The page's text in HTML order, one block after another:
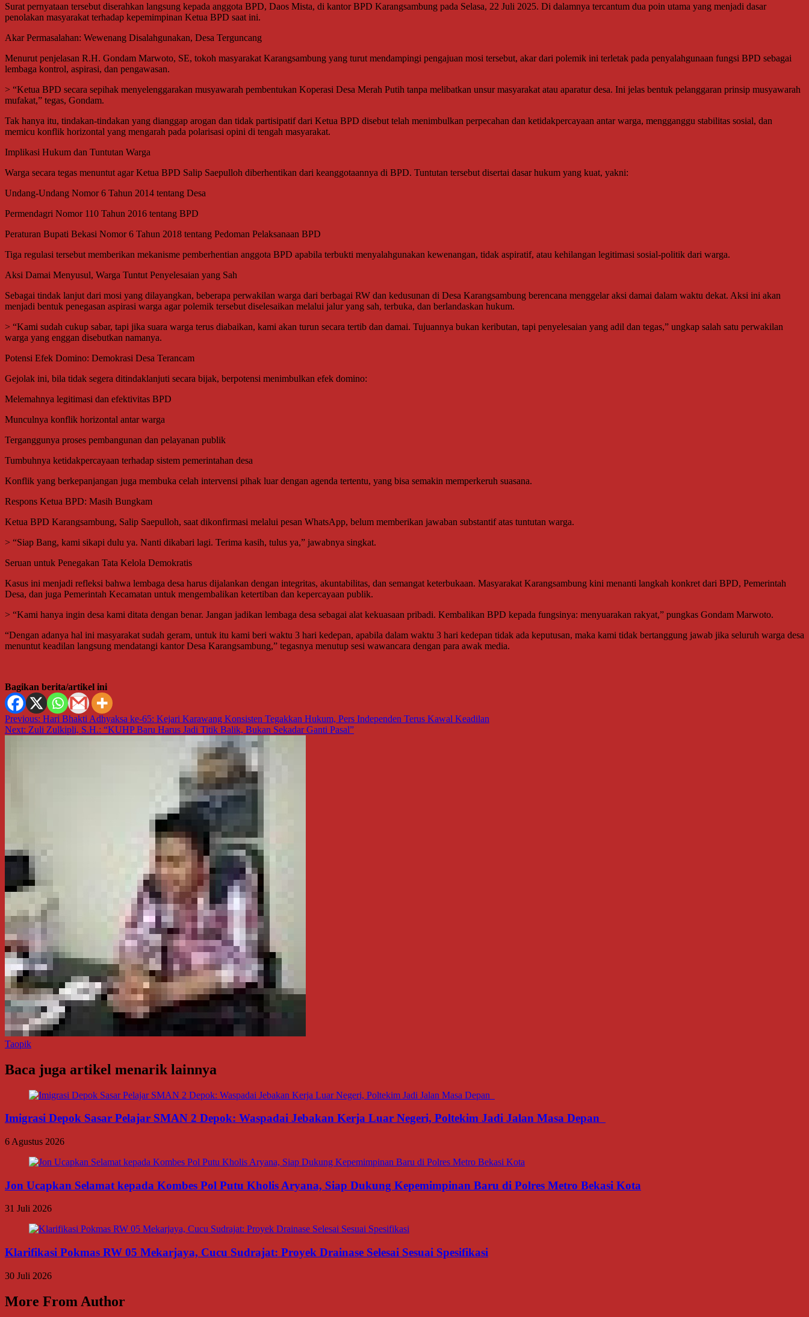
Surat pernyataan tersebut diserahkan langsung kepada anggota BPD, Daos Mista, di kantor BPD Karangsambung pada Selasa, 22 Juli 2025. Di dalamnya tercantum dua poin utama yang menjadi dasar
penolakan masyarakat terhadap kepemimpinan Ketua BPD saat ini.
Akar Permasalahan: Wewenang Disalahgunakan, Desa Terguncang
Menurut penjelasan R.H. Gondam Marwoto, SE, tokoh masyarakat Karangsambung yang turut mendampingi pengajuan mosi tersebut, akar dari polemik ini terletak pada penyalahgunaan fungsi BPD sebagai
lembaga kontrol, aspirasi, dan pengawasan.
> “Ketua BPD secara sepihak menyelenggarakan musyawarah pembentukan Koperasi Desa Merah Putih tanpa melibatkan unsur masyarakat atau aparatur desa. Ini jelas bentuk pelanggaran prinsip musyawarah
mufakat,” tegas, Gondam.
Tak hanya itu, tindakan-tindakan yang dianggap arogan dan tidak partisipatif dari Ketua BPD disebut telah menimbulkan perpecahan dan ketidakpercayaan antar warga, mengganggu stabilitas sosial, dan
memicu konflik horizontal yang mengarah pada polarisasi opini di tengah masyarakat.
Implikasi Hukum dan Tuntutan Warga
Warga secara tegas menuntut agar Ketua BPD Salip Saepulloh diberhentikan dari keanggotaannya di BPD. Tuntutan tersebut disertai dasar hukum yang kuat, yakni:
Undang-Undang Nomor 6 Tahun 2014 tentang Desa
Permendagri Nomor 110 Tahun 2016 tentang BPD
Peraturan Bupati Bekasi Nomor 6 Tahun 2018 tentang Pedoman Pelaksanaan BPD
Tiga regulasi tersebut memberikan mekanisme pemberhentian anggota BPD apabila terbukti menyalahgunakan kewenangan, tidak aspiratif, atau kehilangan legitimasi sosial-politik dari warga.
Aksi Damai Menyusul, Warga Tuntut Penyelesaian yang Sah
Sebagai tindak lanjut dari mosi yang dilayangkan, beberapa perwakilan warga dari berbagai RW dan kedusunan di Desa Karangsambung berencana menggelar aksi damai dalam waktu dekat. Aksi ini akan
menjadi bentuk penegasan aspirasi warga agar polemik tersebut diselesaikan melalui jalur yang sah, terbuka, dan berlandaskan hukum.
> “Kami sudah cukup sabar, tapi jika suara warga terus diabaikan, kami akan turun secara tertib dan damai. Tujuannya bukan keributan, tapi penyelesaian yang adil dan tegas,” ungkap salah satu perwakilan
warga yang enggan disebutkan namanya.
Potensi Efek Domino: Demokrasi Desa Terancam
Gejolak ini, bila tidak segera ditindaklanjuti secara bijak, berpotensi menimbulkan efek domino:
Melemahnya legitimasi dan efektivitas BPD
Munculnya konflik horizontal antar warga
Terganggunya proses pembangunan dan pelayanan publik
Tumbuhnya ketidakpercayaan terhadap sistem pemerintahan desa
Konflik yang berkepanjangan juga membuka celah intervensi pihak luar dengan agenda tertentu, yang bisa semakin memperkeruh suasana.
Respons Ketua BPD: Masih Bungkam
Ketua BPD Karangsambung, Salip Saepulloh, saat dikonfirmasi melalui pesan WhatsApp, belum memberikan jawaban substantif atas tuntutan warga.
> “Siap Bang, kami sikapi dulu ya. Nanti dikabari lagi. Terima kasih, tulus ya,” jawabnya singkat.
Seruan untuk Penegakan Tata Kelola Demokratis
Kasus ini menjadi refleksi bahwa lembaga desa harus dijalankan dengan integritas, akuntabilitas, dan semangat keterbukaan. Masyarakat Karangsambung kini menanti langkah konkret dari BPD, Pemerintah
Desa, dan juga Pemerintah Kecamatan untuk mengembalikan ketertiban dan kepercayaan publik.
> “Kami hanya ingin desa kami ditata dengan benar. Jangan jadikan lembaga desa sebagai alat kekuasaan pribadi. Kembalikan BPD kepada fungsinya: menyuarakan rakyat,” pungkas Gondam Marwoto.
“Dengan adanya hal ini masyarakat sudah geram, untuk itu kami beri waktu 3 hari kedepan, apabila dalam waktu 3 hari kedepan tidak ada keputusan, maka kami tidak bertanggung jawab jika seluruh warga desa
menuntut keadilan langsung mendatangi kantor Desa Karangsambung,” tegasnya menutup sesi wawancara dengan para awak media.
Bagikan berita/artikel ini
Navigasi
pos
Previous: Hari Bhakti Adhyaksa ke-65: Kejari Karawang Konsisten Tegakkan Hukum, Pers Independen Terus Kawal Keadilan
Next: Zuli Zulkipli, S.H.: “KUHP Baru Harus Jadi Titik Balik, Bukan Sekadar Ganti Pasal”
Taopik
Baca juga artikel menarik lainnya
Imigrasi Depok Sasar Pelajar SMAN 2 Depok: Waspadai Jebakan Kerja Luar Negeri, Poltekim Jadi Jalan Masa Depan
6 Agustus 2026
Jon Ucapkan Selamat kepada Kombes Pol Putu Kholis Aryana, Siap Dukung Kepemimpinan Baru di Polres Metro Bekasi Kota
31 Juli 2026
Klarifikasi Pokmas RW 05 Mekarjaya, Cucu Sudrajat: Proyek Drainase Selesai Sesuai Spesifikasi
30 Juli 2026
More From Author